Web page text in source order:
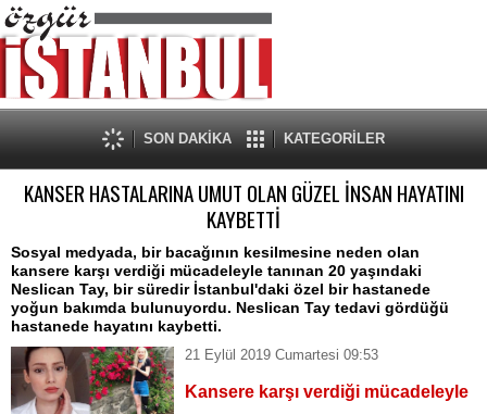
SON DAKİKA KATEGORİLER
KANSER HASTALARINA UMUT OLAN GÜZEL İNSAN HAYATINI
KAYBETTİ
Sosyal medyada, bir bacağının kesilmesine neden olan
kansere karşı verdiği mücadeleyle tanınan 20 yaşındaki
Neslican Tay, bir süredir İstanbul'daki özel bir hastanede
yoğun bakımda bulunuyordu. Neslican Tay tedavi gördüğü
hastanede hayatını kaybetti.
21 Eylül 2019 Cumartesi 09:53
Kansere karşı verdiği mücadeleyle